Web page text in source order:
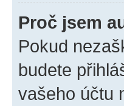
Proč jsem
Pokud
budete
vašeho účtu